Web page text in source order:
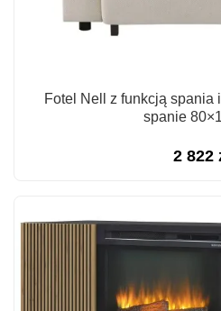
Fotel Nell z funkcją spania
spanie
2 822